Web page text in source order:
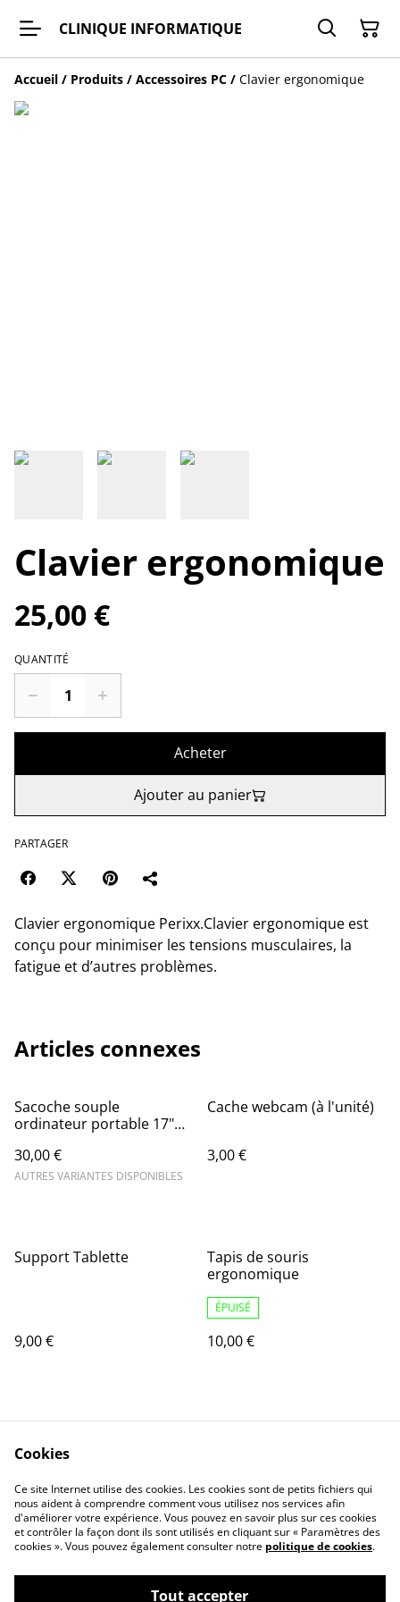
CLINIQUE INFORMATIQUE
Accueil / Produits / Accessoires PC / Clavier ergonomique
Clavier ergonomique
25,00 €
QUANTITÉ
Acheter
Ajouter au panier
PARTAGER
Clavier ergonomique Perixx.Clavier ergonomique est
conçu pour minimiser les tensions musculaires, la
fatigue et d’autres problèmes.
Articles connexes
Sacoche souple
ordinateur portable 17"
30,00 €
AUTRES VARIANTES DISPONIBLES
Cache webcam (à l'unité)
3,00 €
Support Tablette
9,00 €
Tapis de souris
ergonomique
ÉPUISÉ
10,00 €
Contactez-nous
Conditions
Politique de
confidentialité
Politique de cookies
Cookies
Ce site Internet utilise des cookies. Les cookies sont de petits fichiers qui
nous aident à comprendre comment vous utilisez nos services afin
d'améliorer votre expérience. Vous pouvez en savoir plus sur ces cookies
et contrôler la façon dont ils sont utilisés en cliquant sur « Paramètres des
cookies ». Vous pouvez également consulter notre politique de cookies.
Tout accepter